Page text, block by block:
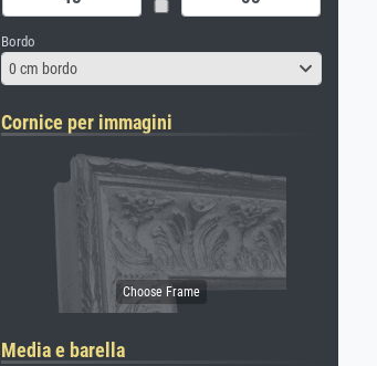
Bordo
0 cm bordo
Cornice per immagini
Media e barella